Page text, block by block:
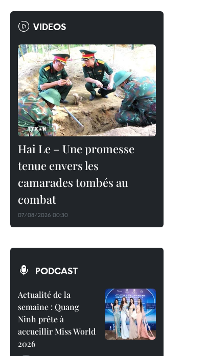
VIDEOS
Hai Le – Une promesse
tenue envers les
camarades tombés au
combat
07/08/2026 00:30
PODCAST
Actualité de la
semaine : Quang
Ninh prête à
accueillir Miss World
2026